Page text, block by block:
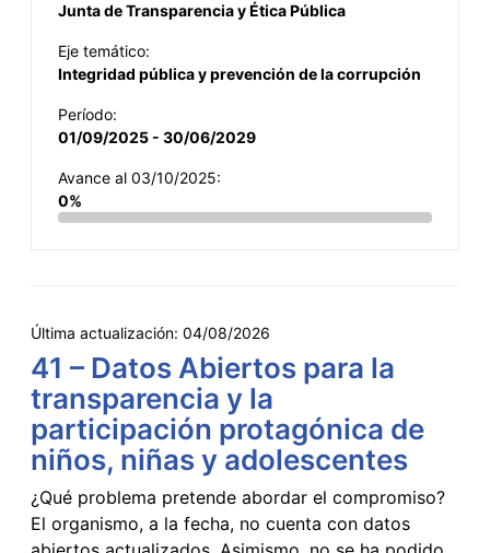
Junta de Transparencia y Ética Pública
Eje temático:
Integridad pública y prevención de la corrupción
Período:
01/09/2025 - 30/06/2029
Avance al 03/10/2025:
0%
Última actualización: 04/08/2026
41 – Datos Abiertos para la
transparencia y la
participación protagónica de
niños, niñas y adolescentes
¿Qué problema pretende abordar el compromiso?
El organismo, a la fecha, no cuenta con datos